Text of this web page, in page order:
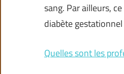
sang. Par ailleurs,
diabète
Quelles sont les